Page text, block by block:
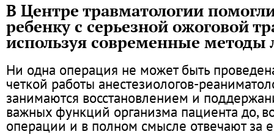
В Центре травматологии
ребенку с серьезной ожоговой
используя современные методы
Ни одна операция не может быть
четкой работы анестезиологов-
занимаются восстановлением и
важных функций организма пациента до,
операции и в полном смысле отвечают за